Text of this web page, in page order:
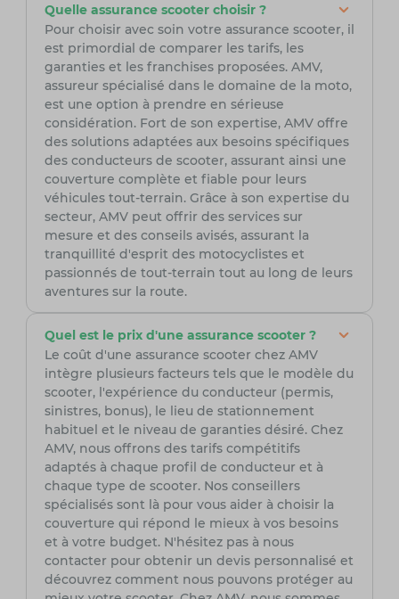
Quelle assurance scooter choisir ?
Pour choisir avec soin votre assurance scooter, il
est primordial de comparer les tarifs, les
garanties et les franchises proposées. AMV,
assureur spécialisé dans le domaine de la moto,
est une option à prendre en sérieuse
considération. Fort de son expertise, AMV offre
des solutions adaptées aux besoins spécifiques
des conducteurs de scooter, assurant ainsi une
couverture complète et fiable pour leurs
véhicules tout-terrain. Grâce à son expertise du
secteur, AMV peut offrir des services sur
mesure et des conseils avisés, assurant la
tranquillité d'esprit des motocyclistes et
passionnés de tout-terrain tout au long de leurs
aventures sur la route.
Quel est le prix d'une assurance scooter ?
Le coût d'une assurance scooter chez AMV
intègre plusieurs facteurs tels que le modèle du
scooter, l'expérience du conducteur (permis,
sinistres, bonus), le lieu de stationnement
habituel et le niveau de garanties désiré. Chez
AMV, nous offrons des tarifs compétitifs
adaptés à chaque profil de conducteur et à
chaque type de scooter. Nos conseillers
spécialisés sont là pour vous aider à choisir la
couverture qui répond le mieux à vos besoins
et à votre budget. N'hésitez pas à nous
contacter pour obtenir un devis personnalisé et
découvrez comment nous pouvons protéger au